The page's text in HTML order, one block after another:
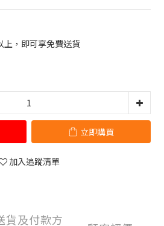
上，即可享免費送貨
立即購買
加入追蹤清單
貨及付款方